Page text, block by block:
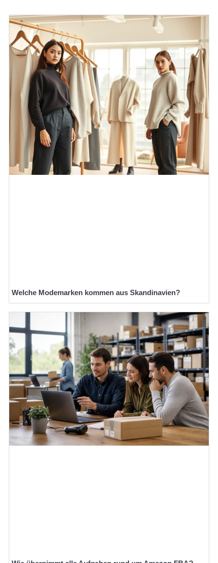
Welche Modemarken kommen aus Skandinavien?